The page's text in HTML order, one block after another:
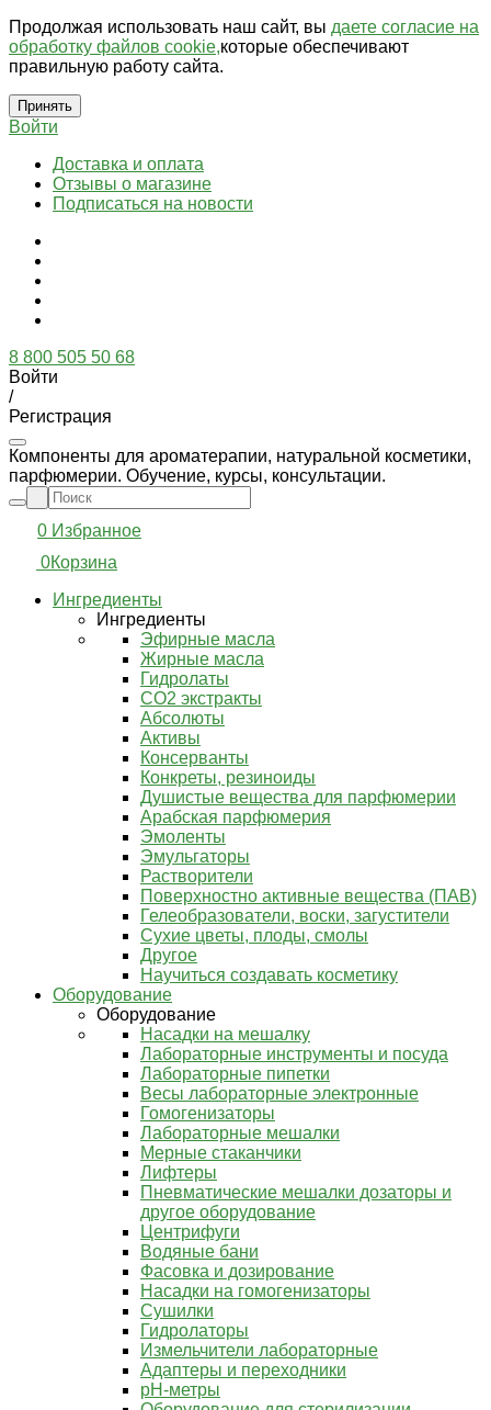
Продолжая использовать наш сайт, вы даете согласие на
обработку файлов cookie,которые обеспечивают
правильную работу сайта.
Принять
Войти
Доставка и оплата
Отзывы о магазине
Подписаться на новости
8 800 505 50 68
Войти
/
Регистрация
Компоненты для ароматерапии, натуральной косметики,
парфюмерии. Обучение, курсы, консультации.
0 Избранное
0Корзина
Ингредиенты
Ингредиенты
Эфирные масла
Жирные масла
Гидролаты
СО2 экстракты
Абсолюты
Активы
Консерванты
Конкреты, резиноиды
Душистые вещества для парфюмерии
Арабская парфюмерия
Эмоленты
Эмульгаторы
Растворители
Поверхностно активные вещества (ПАВ)
Гелеобразователи, воски, загустители
Сухие цветы, плоды, смолы
Другое
Научиться создавать косметику
Оборудование
Оборудование
Насадки на мешалку
Лабораторные инструменты и посуда
Лабораторные пипетки
Весы лабораторные электронные
Гомогенизаторы
Лабораторные мешалки
Мерные стаканчики
Лифтеры
Пневматические мешалки дозаторы и
другое оборудование
Центрифуги
Водяные бани
Фасовка и дозирование
Насадки на гомогенизаторы
Сушилки
Гидролаторы
Измельчители лабораторные
Адаптеры и переходники
pH-метры